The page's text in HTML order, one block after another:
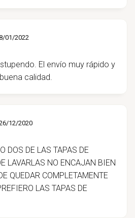
01/2022
El envío muy rápido y
calidad.
12/2020
DOS DE LAS TAPAS DE
LAVARLAS NO ENCAJAN BIEN
QUEDAR COMPLETAMENTE
LAS TAPAS DE